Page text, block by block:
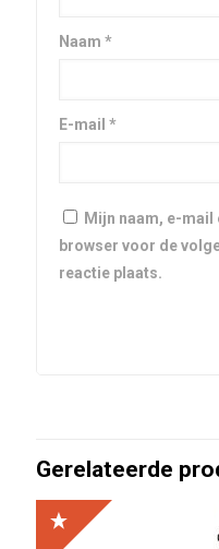
Naam *
E-mail *
Mijn naam, e-mail
browser voor de
reactie plaats.
Gerelateerde